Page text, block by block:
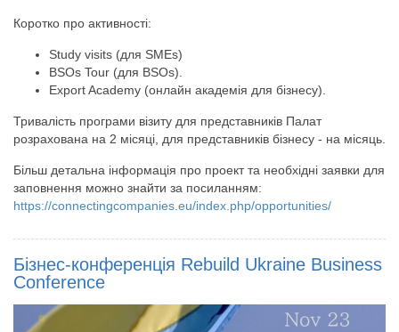
Коротко про активності:
Study visits (для SMEs)
BSOs Tour (для BSOs).
Export Academy (онлайн академія для бізнесу).
Тривалість програми візиту для представників Палат
розрахована на 2 місяці, для представників бізнесу - на місяць.
Більш детальна інформація про проект та необхідні заявки для
заповнення можно знайти за посиланням:
https://connectingcompanies.eu/index.php/opportunities/
Бізнес-конференція Rebuild Ukraine Business
Conference